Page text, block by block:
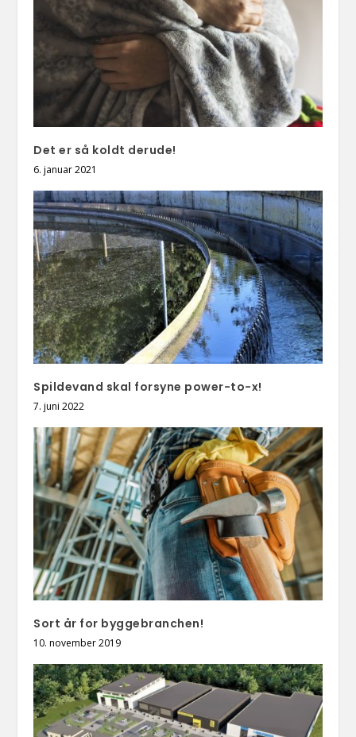
Det er så koldt derude!
6. januar 2021
Spildevand skal forsyne power-to-x!
7. juni 2022
Sort år for byggebranchen!
10. november 2019